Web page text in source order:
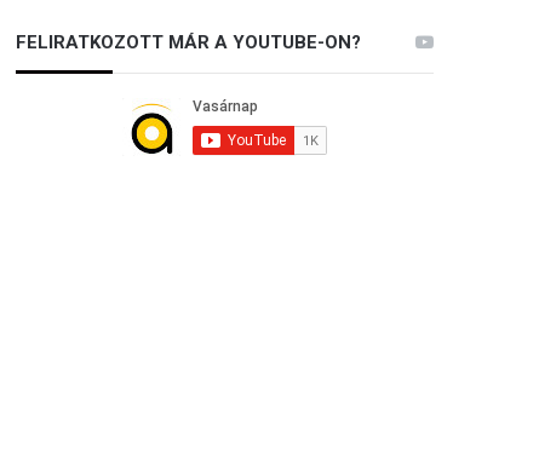
FELIRATKOZOTT MÁR A YOUTUBE-ON?